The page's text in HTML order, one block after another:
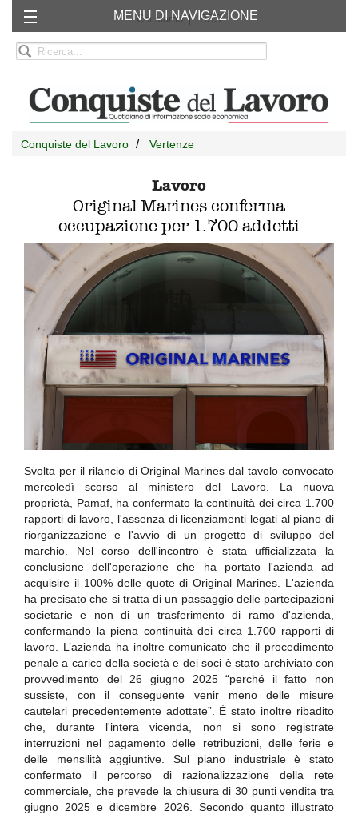
Chi siamo RSS
MENU DI NAVIGAZIONE
Conquiste del Lavoro Vertenze
Lavoro
Original Marines conferma
occupazione per 1.700 addetti
Svolta per il rilancio di Original Marines dal tavolo convocato
mercoledì scorso al ministero del Lavoro. La nuova
proprietà, Pamaf, ha confermato la continuità dei circa 1.700
rapporti di lavoro, l'assenza di licenziamenti legati al piano di
riorganizzazione e l'avvio di un progetto di sviluppo del
marchio. Nel corso dell'incontro è stata ufficializzata la
conclusione dell'operazione che ha portato l'azienda ad
acquisire il 100% delle quote di Original Marines. L'azienda
ha precisato che si tratta di un passaggio delle partecipazioni
societarie e non di un trasferimento di ramo d'azienda,
confermando la piena continuità dei circa 1.700 rapporti di
lavoro. L’azienda ha inoltre comunicato che il procedimento
penale a carico della società e dei soci è stato archiviato con
provvedimento del 26 giugno 2025 “perché il fatto non
sussiste, con il conseguente venir meno delle misure
cautelari precedentemente adottate”. È stato inoltre ribadito
che, durante l'intera vicenda, non si sono registrate
interruzioni nel pagamento delle retribuzioni, delle ferie e
delle mensilità aggiuntive. Sul piano industriale è stato
confermato il percorso di razionalizzazione della rete
commerciale, che prevede la chiusura di 30 punti vendita tra
giugno 2025 e dicembre 2026. Secondo quanto illustrato